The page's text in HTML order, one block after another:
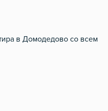
в Домодедово со всем